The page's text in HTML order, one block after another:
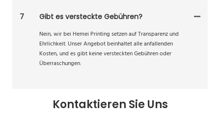
7
Gibt es versteckte Gebühren?
Nein, wir bei Hemei Printing setzen auf Transparenz und
Ehrlichkeit. Unser Angebot beinhaltet alle anfallenden
Kosten, und es gibt keine versteckten Gebühren oder
Überraschungen.
Kontaktieren Sie Uns